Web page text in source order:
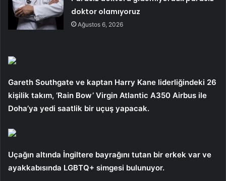
doktor olamıyoruz
Ağustos 6, 2026
Gareth Southgate ve kaptan Harry Kane liderliğindeki 26
kişilik takım, ‘Rain Bow’ Virgin Atlantic A350 Airbus ile
Doha’ya yedi saatlik bir uçuş yapacak.
Uçağın altında İngiltere bayrağını tutan bir erkek var ve
ayakkabısında LGBTQ+ simgesi bulunuyor.